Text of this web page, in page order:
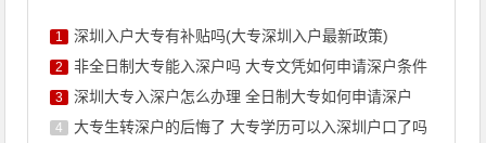
1 深圳入户大专有补贴吗(大专深圳入户最新政策)
2 非全日制大专能入深户吗 大专文凭如何申请深户条件
3 深圳大专入深户怎么办理 全日制大专如何申请深户
4 大专生转深户的后悔了 大专学历可以入深圳户口了吗